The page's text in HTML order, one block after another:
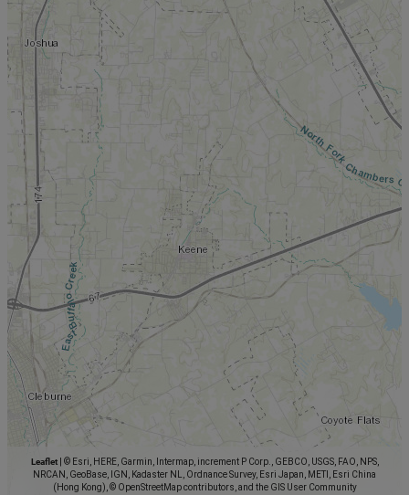
Leaflet
© Esri, HERE, Garmin, Intermap, increment P Corp., GEBCO, USGS, FAO, NPS,
NRCAN, GeoBase, IGN, Kadaster NL, Ordnance Survey, Esri Japan, METI, Esri China
(Hong Kong), © OpenStreetMap contributors, and the GIS User Community